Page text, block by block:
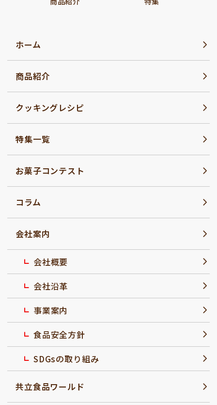
ホーム
商品紹介
クッキングレシピ
特集一覧
お菓子コンテスト
コラム
会社案内
会社概要
会社沿革
事業案内
食品安全方針
SDGsの取り組み
共立食品ワールド